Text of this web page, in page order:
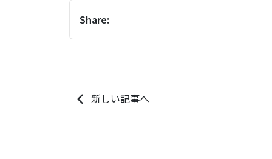
Share:
新しい記事へ